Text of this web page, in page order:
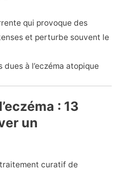
qui provoque des
et perturbe souvent le
à l’eczéma atopique
: 13
un
traitement curatif de